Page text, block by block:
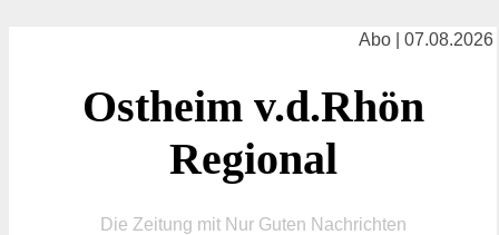
Abo | 07.08.2026
Ostheim v.d.Rhön
Regional
Die Zeitung mit Nur Guten Nachrichten